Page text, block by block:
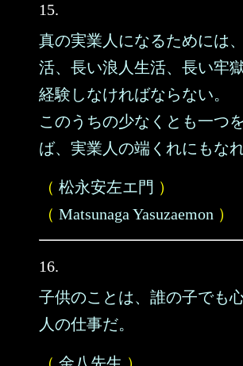
15.
真の実業人になるためには
活、長い浪人生活、長い牢
経験しなければならない。
このうちの少なくとも一つ
ば、実業人の端くれにもなれ
（ 松永安左エ門 ）
（ Matsunaga Yasuzaemon ）
16.
子供のことは、誰の子でも
人の仕事だ。